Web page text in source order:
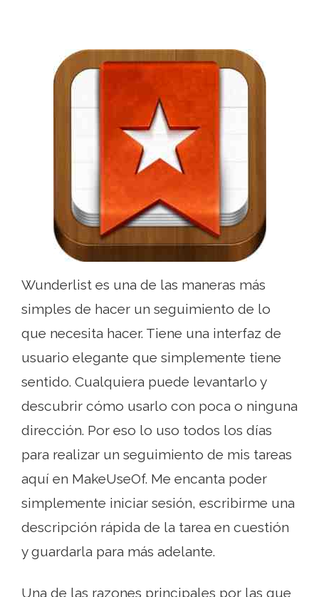
Wunderlist es una de las maneras más
simples de hacer un seguimiento de lo
que necesita hacer. Tiene una interfaz de
usuario elegante que simplemente tiene
sentido. Cualquiera puede levantarlo y
descubrir cómo usarlo con poca o ninguna
dirección. Por eso lo uso todos los días
para realizar un seguimiento de mis tareas
aquí en MakeUseOf. Me encanta poder
simplemente iniciar sesión, escribirme una
descripción rápida de la tarea en cuestión
y guardarla para más adelante.
Una de las razones principales por las que